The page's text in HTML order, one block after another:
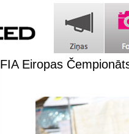
FIA Eiropas